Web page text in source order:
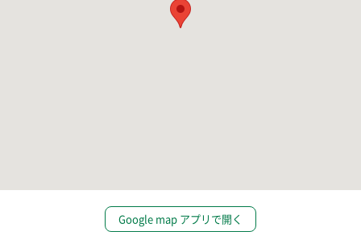
Google map アプリで開く